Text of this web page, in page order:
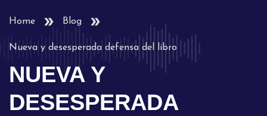
Home Blog
Nueva y desesperada defensa del libro
NUEVA Y
DESESPERADA